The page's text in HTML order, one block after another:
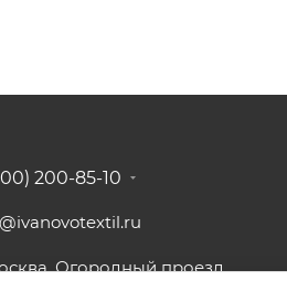
200-85-10
Огородный проезд,